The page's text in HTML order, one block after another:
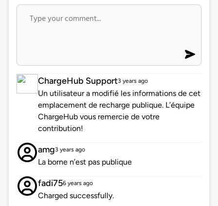
ChargeHub Support3 years ago
Un utilisateur a modifié les informations de cet
emplacement de recharge publique. L’équipe
ChargeHub vous remercie de votre
contribution!
amg3 years ago
La borne n’est pas publique
fadi756 years ago
Charged successfully.